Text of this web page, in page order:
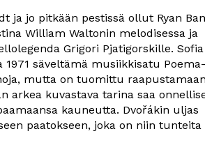
ja jo pitkään pestissä ollut Ryan
William Waltonin melodisessa ja
Grigori Pjatigorskille. Sofia
säveltämä musiikkisatu Poema-
mutta on tuomittu raapustamaan
arkea kuvastava tarina saa
kauneutta. Dvořákin uljas
paatokseen, joka on niin